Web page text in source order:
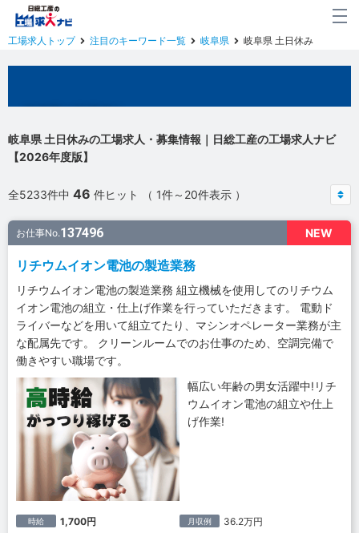
工場求人トップ 注目のキーワード一覧 岐阜県 岐阜県 土日休み
岐阜県 土日休みの工場求人・募集情報｜日総工産の工場求人ナビ
【2026年度版】
全5233件中 46 件ヒット （ 1件～20件表示 ）
NEW
お仕事No.137496
リチウムイオン電池の製造業務
リチウムイオン電池の製造業務 組立機械を使用してのリチウム
イオン電池の組立・仕上げ作業を行っていただきます。 電動ド
ライバーなどを用いて組立てたり、マシンオペレーター業務が主
な配属先です。 クリーンルームでのお仕事のため、空調完備で
働きやすい職場です。
幅広い年齢の男女活躍中!リチ
ウムイオン電池の組立や仕上
げ作業!
時給 1,700円 月収例 36.2万円